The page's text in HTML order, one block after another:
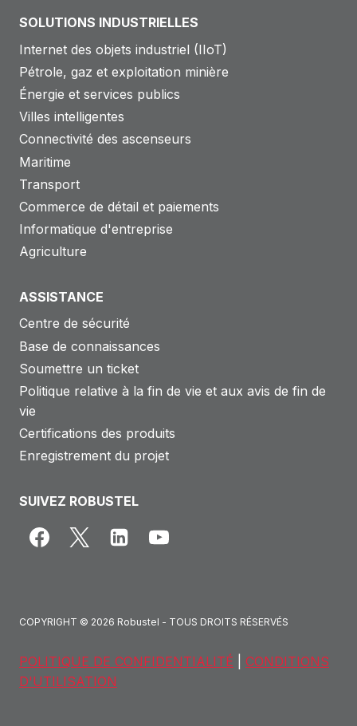
SOLUTIONS INDUSTRIELLES
Internet des objets industriel (IIoT)
Pétrole, gaz et exploitation minière
Énergie et services publics
Villes intelligentes
Connectivité des ascenseurs
Maritime
Transport
Commerce de détail et paiements
Informatique d'entreprise
Agriculture
ASSISTANCE
Centre de sécurité
Base de connaissances
Soumettre un ticket
Politique relative à la fin de vie et aux avis de fin de
vie
Certifications des produits
Enregistrement du projet
SUIVEZ ROBUSTEL
COPYRIGHT © 2026 Robustel - TOUS DROITS RÉSERVÉS
POLITIQUE DE CONFIDENTIALITÉ
CONDITIONS
D'UTILISATION